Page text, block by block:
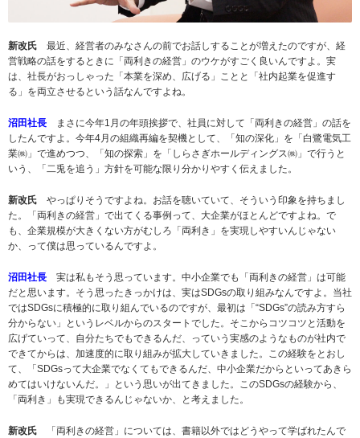
新改氏 最近、経営者のみなさんの前でお話しすることが増えたのですが、経
営戦略の話をするときに「両利きの経営」のウケがすごく良いんですよ。実
は、社長がおっしゃった「本業を深め、広げる」ことと「社内起業を促進す
る」を両立させるという話なんですよね。
沼田社長 まさに今年1月の年頭挨拶で、社員に対して「両利きの経営」の話を
したんですよ。今年4月の組織再編を契機として、「知の深化」を「白鷺電気工
業㈱」で進めつつ、「知の探索」を「しらさぎホールディングス㈱」で行うと
いう、「二兎を追う」方針を可能な限り分かりやすく伝えました。
新改氏 やっぱりそうですよね。お話を聴いていて、そういう印象を持ちまし
た。「両利きの経営」で出てくる事例って、大企業がほとんどですよね。で
も、企業規模が大きくない方がむしろ「両利き」を実現しやすいんじゃない
か、って僕は思っているんですよ。
沼田社長 実は私もそう思っています。中小企業でも「両利きの経営」は可能
だと思います。そう思ったきっかけは、実はSDGsの取り組みなんですよ。当社
ではSDGsに積極的に取り組んでいるのですが、最初は「“SDGs”の読み方すら
分からない」というレベルからのスタートでした。そこからコツコツと活動を
広げていって、自分たちでもできるんだ、っていう実感のようなものが社内で
できてからは、加速度的に取り組みが拡大していきました。この経験をとおし
て、「SDGsって大企業でなくてもできるんだ、中小企業だからといってあきら
めてはいけないんだ。」という思いが出てきました。このSDGsの経験から、
「両利き」も実現できるんじゃないか、と考えました。
新改氏 「両利きの経営」については、書籍以外ではどうやって学ばれたんで